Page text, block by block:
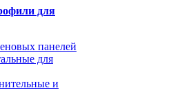
для
панелей
для
и